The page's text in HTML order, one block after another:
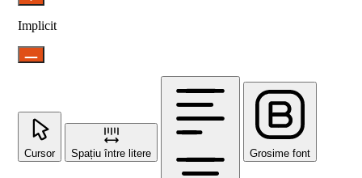
Implicit
Cursor Spațiu între litere Grosime font